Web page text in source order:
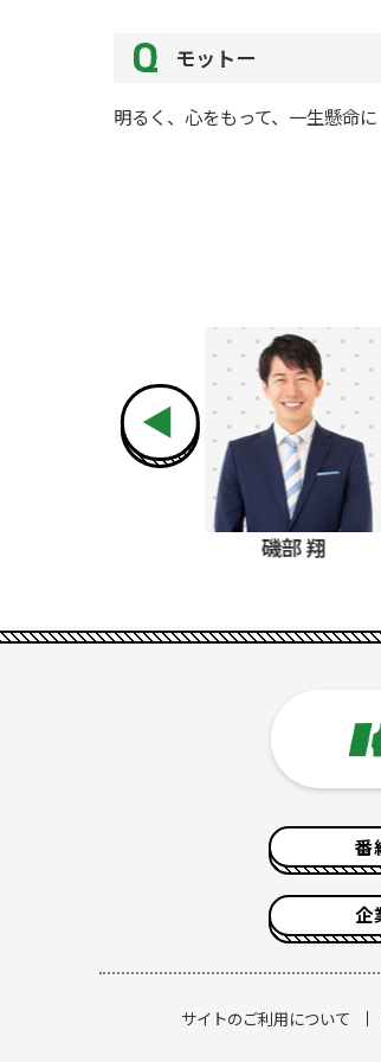
モットー
明るく、心をもって、一生懸命
◀
本田 舞
番
企
サイトのご利用について